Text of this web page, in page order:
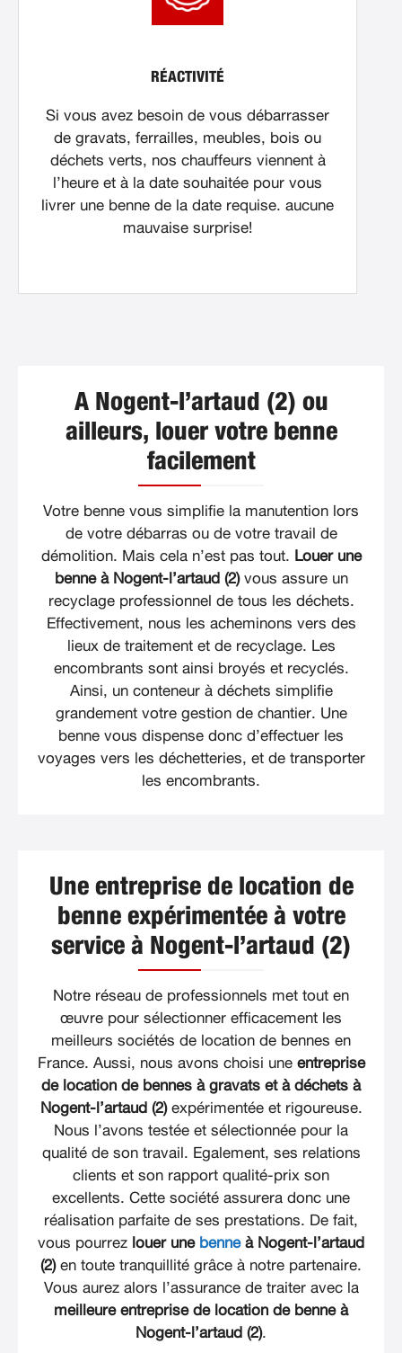
RÉACTIVITÉ
Si vous avez besoin de vous débarrasser
de gravats, ferrailles, meubles, bois ou
déchets verts, nos chauffeurs viennent à
l’heure et à la date souhaitée pour vous
livrer une benne de la date requise. aucune
mauvaise surprise!
A Nogent-l’artaud (2) ou
ailleurs, louer votre benne
facilement
Votre benne vous simplifie la manutention lors
de votre débarras ou de votre travail de
démolition. Mais cela n’est pas tout. Louer une
benne à Nogent-l’artaud (2)vous assure un
recyclage professionnel de tous les déchets.
Effectivement, nous les acheminons vers des
lieux de traitement et de recyclage. Les
encombrants sont ainsi broyés et recyclés.
Ainsi, un conteneur à déchets simplifie
grandement votre gestion de chantier. Une
benne vous dispense donc d’effectuer les
voyages vers les déchetteries, et de transporter
les encombrants.
Une entreprise de location de
benne expérimentée à votre
service à Nogent-l’artaud (2)
Notre réseau de professionnels met tout en
œuvre pour sélectionner efficacement les
meilleurs sociétés de location de bennes en
France. Aussi, nous avons choisi une entreprise
de location de bennes à gravats et à déchets à
Nogent-l’artaud (2)expérimentée et rigoureuse.
Nous l’avons testée et sélectionnée pour la
qualité de son travail. Egalement, ses relations
clients et son rapport qualité-prix son
excellents. Cette société assurera donc une
réalisation parfaite de ses prestations. De fait,
vous pourrez louer une benneà Nogent-l’artaud
(2)en toute tranquillité grâce à notre partenaire.
Vous aurez alors l’assurance de traiter avec la
meilleure entreprise de location de benne à
Nogent-l’artaud (2).